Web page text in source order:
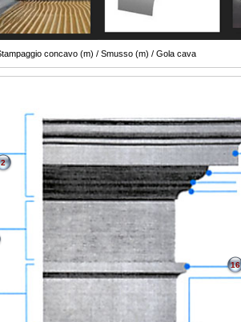
concavo (m) / Smusso (m) / Gola cava
2
16